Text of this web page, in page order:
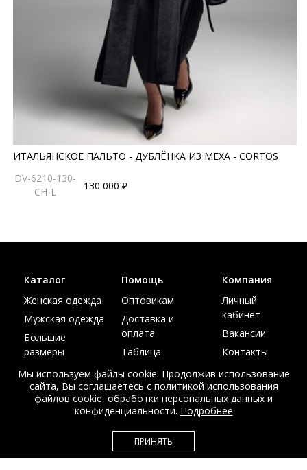
ИТАЛЬЯНСКОЕ ПАЛЬТО - ДУБЛЁНКА ИЗ МЕХА - CORTOS
DV-6210-130-
CH-L
130 000 ₽
© Интернет магазин верхней одежды из меха и кожи
EDEM-ROOM 2011-2026
Каталог
Женская одежда
Мужская одежда
Большие
размеры
Акции
Помощь
Оптовикам
Доставка и
оплата
Таблица
Компания
Личный
кабинет
Вакансии
Контакты
Мы используем файлы cookie. Продолжив использование
сайта, Вы соглашаетесь с политикой использования
файлов cookie, обработки персональных данных и
конфиденциальности. Подробнее
ПРИНЯТЬ